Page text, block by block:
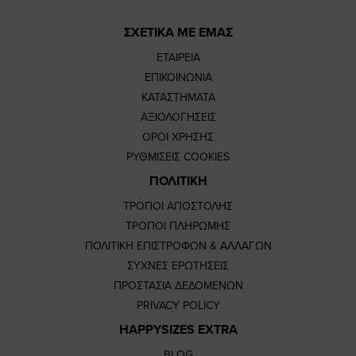
ΣΧΕΤΙΚΑ ΜΕ ΕΜΑΣ
ΕΤΑΙΡΕΙΑ
ΕΠΙΚΟΙΝΩΝΙΑ
ΚΑΤΑΣΤΗΜΑΤΑ
ΑΞΙΟΛΟΓΗΣΕΙΣ
ΟΡΟΙ ΧΡΗΣΗΣ
ΡΥΘΜΙΣΕΙΣ COOKIES
ΠΟΛΙΤΙΚΗ
ΤΡΟΠΟΙ ΑΠΟΣΤΟΛΗΣ
ΤΡΟΠΟΙ ΠΛΗΡΩΜΗΣ
ΠΟΛΙΤΙΚΗ ΕΠΙΣΤΡΟΦΩΝ & ΑΛΛΑΓΩΝ
ΣΥΧΝΕΣ ΕΡΩΤΗΣΕΙΣ
ΠΡΟΣΤΑΣΙΑ ΔΕΔΟΜΕΝΩΝ
PRIVACY POLICY
HAPPYSIZES EXTRA